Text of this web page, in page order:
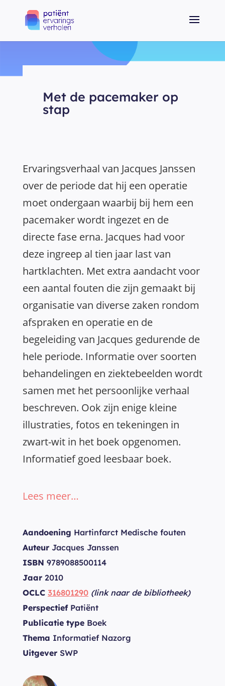
Met de pacemaker op
stap
Ervaringsverhaal van Jacques Janssen
over de periode dat hij een operatie
moet ondergaan waarbij bij hem een
pacemaker wordt ingezet en de
directe fase erna. Jacques had voor
deze ingreep al tien jaar last van
hartklachten. Met extra aandacht voor
een aantal fouten die zijn gemaakt bij
organisatie van diverse zaken rondom
afspraken en operatie en de
begeleiding van Jacques gedurende de
hele periode. Informatie over soorten
behandelingen en ziektebeelden wordt
samen met het persoonlijke verhaal
beschreven. Ook zijn enige kleine
illustraties, fotos en tekeningen in
zwart-wit in het boek opgenomen.
Informatief goed leesbaar boek.
Lees meer…
Aandoening Hartinfarct Medische fouten
Auteur Jacques Janssen
ISBN 9789088500114
Jaar 2010
OCLC 316801290 (link naar de bibliotheek)
PerspectiefPatiënt
Publicatie type Boek
Thema Informatief Nazorg
Uitgever SWP